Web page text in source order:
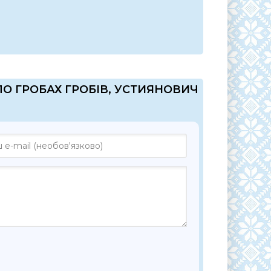
ГРОБАХ ГРОБІВ, УСТИЯНОВИЧ